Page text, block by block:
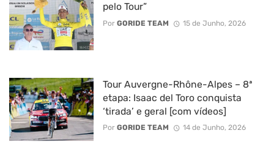
pelo Tour”
Por GORIDE TEAM 15 de Junho, 2026
Tour Auvergne-Rhône-Alpes – 8ª
etapa: Isaac del Toro conquista
‘tirada’ e geral [com vídeos]
Por GORIDE TEAM 14 de Junho, 2026